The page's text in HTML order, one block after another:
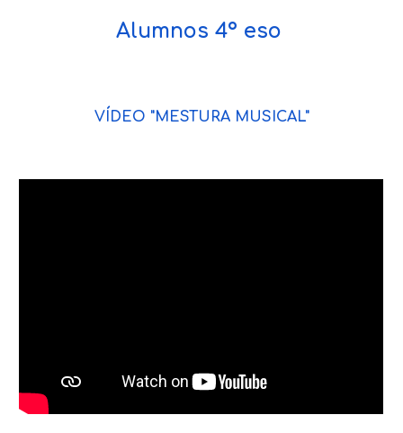
Alumnos 4º eso
VÍDEO "MESTURA MUSICAL"